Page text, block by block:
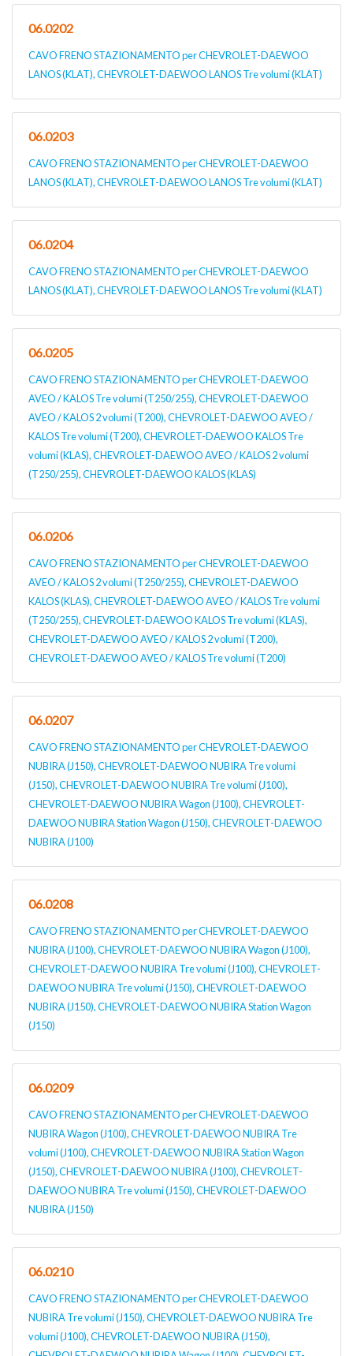
06.0202
CAVO FRENO STAZIONAMENTO per CHEVROLET-DAEWOO
LANOS (KLAT), CHEVROLET-DAEWOO LANOS Tre volumi (KLAT)
06.0203
CAVO FRENO STAZIONAMENTO per CHEVROLET-DAEWOO
LANOS (KLAT), CHEVROLET-DAEWOO LANOS Tre volumi (KLAT)
06.0204
CAVO FRENO STAZIONAMENTO per CHEVROLET-DAEWOO
LANOS (KLAT), CHEVROLET-DAEWOO LANOS Tre volumi (KLAT)
06.0205
CAVO FRENO STAZIONAMENTO per CHEVROLET-DAEWOO
AVEO / KALOS Tre volumi (T250/255), CHEVROLET-DAEWOO
AVEO / KALOS 2 volumi (T200), CHEVROLET-DAEWOO AVEO /
KALOS Tre volumi (T200), CHEVROLET-DAEWOO KALOS Tre
volumi (KLAS), CHEVROLET-DAEWOO AVEO / KALOS 2 volumi
(T250/255), CHEVROLET-DAEWOO KALOS (KLAS)
06.0206
CAVO FRENO STAZIONAMENTO per CHEVROLET-DAEWOO
AVEO / KALOS 2 volumi (T250/255), CHEVROLET-DAEWOO
KALOS (KLAS), CHEVROLET-DAEWOO AVEO / KALOS Tre volumi
(T250/255), CHEVROLET-DAEWOO KALOS Tre volumi (KLAS),
CHEVROLET-DAEWOO AVEO / KALOS 2 volumi (T200),
CHEVROLET-DAEWOO AVEO / KALOS Tre volumi (T200)
06.0207
CAVO FRENO STAZIONAMENTO per CHEVROLET-DAEWOO
NUBIRA (J150), CHEVROLET-DAEWOO NUBIRA Tre volumi
(J150), CHEVROLET-DAEWOO NUBIRA Tre volumi (J100),
CHEVROLET-DAEWOO NUBIRA Wagon (J100), CHEVROLET-
DAEWOO NUBIRA Station Wagon (J150), CHEVROLET-DAEWOO
NUBIRA (J100)
06.0208
CAVO FRENO STAZIONAMENTO per CHEVROLET-DAEWOO
NUBIRA (J100), CHEVROLET-DAEWOO NUBIRA Wagon (J100),
CHEVROLET-DAEWOO NUBIRA Tre volumi (J100), CHEVROLET-
DAEWOO NUBIRA Tre volumi (J150), CHEVROLET-DAEWOO
NUBIRA (J150), CHEVROLET-DAEWOO NUBIRA Station Wagon
(J150)
06.0209
CAVO FRENO STAZIONAMENTO per CHEVROLET-DAEWOO
NUBIRA Wagon (J100), CHEVROLET-DAEWOO NUBIRA Tre
volumi (J100), CHEVROLET-DAEWOO NUBIRA Station Wagon
(J150), CHEVROLET-DAEWOO NUBIRA (J100), CHEVROLET-
DAEWOO NUBIRA Tre volumi (J150), CHEVROLET-DAEWOO
NUBIRA (J150)
06.0210
CAVO FRENO STAZIONAMENTO per CHEVROLET-DAEWOO
NUBIRA Tre volumi (J150), CHEVROLET-DAEWOO NUBIRA Tre
volumi (J100), CHEVROLET-DAEWOO NUBIRA (J150),